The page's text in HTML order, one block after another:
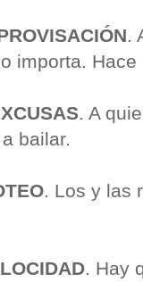
importa. Hace
. A
bailar.
. Los y
. Hay